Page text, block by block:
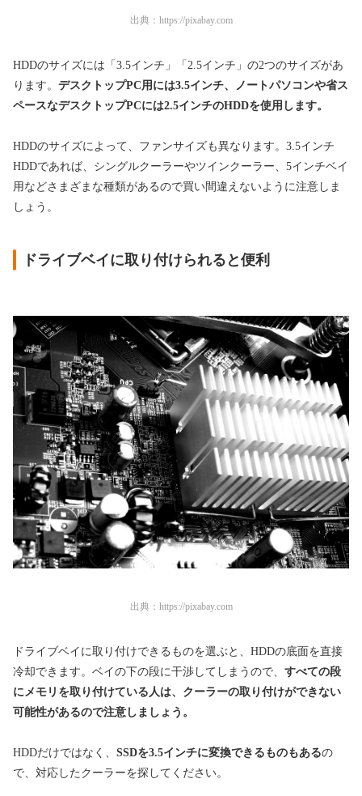
出典： https://pixabay.com
HDDのサイズには「3.5インチ」「2.5インチ」の2つのサイズがあ
ります。 デスクトップPC用には3.5インチ、ノートパソコンや省ス
ペースなデスクトップPCには2.5インチのHDDを使用します。
HDDのサイズによって、ファンサイズも異なります。3.5インチ
HDDであれば、シングルクーラーやツインクーラー、5インチベイ
用などさまざまな種類があるので買い間違えないように注意しま
しょう。
ドライブベイに取り付けられると便利
出典： https://pixabay.com
ドライブベイに取り付けできるものを選ぶと、 HDDの底面を直接
冷却できます。ベイの下の段に干渉してしまうので、 すべての段
にメモリを取り付けている人は、クーラーの取り付けができない
可能性があるので注意しましょう。
HDDだけではなく、 SSDを3.5インチに変換できるものもあるの
で、対応したクーラーを探してください。